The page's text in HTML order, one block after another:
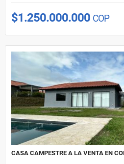
$1.250.000.000 COP
CASA CAMPESTRE A LA VENTA EN